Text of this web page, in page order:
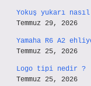
Yokuş yukarı
Temmuz 29, 2026
Yamaha R6 A2
Temmuz 25, 2026
Logo tipi nedir ?
Temmuz 25, 2026